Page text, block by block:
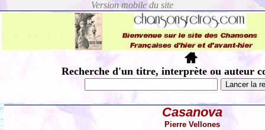
Recherche d'un titre, interprète ou auteur
Casanova
Pierre Vellones